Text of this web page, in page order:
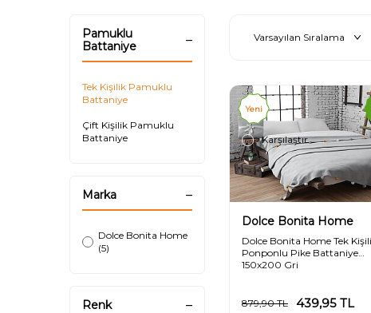
Pamuklu
Battaniye
Tek Kişilik Pamuklu
Battaniye
Çift Kişilik Pamuklu
Battaniye
Marka
Dolce Bonita Home
(5)
Renk
Yeni
Karşılaştır
Dolce Bonita Home
Dolce Bonita Home Tek
Ponponlu Pike Battaniye
150x200 Gri
879,90TL 439,95 TL